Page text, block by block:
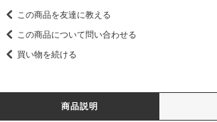
この商品を友達に教える
この商品について問い合わせる
買い物を続ける
商品説明